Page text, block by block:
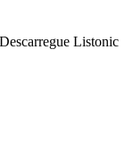
Listonic